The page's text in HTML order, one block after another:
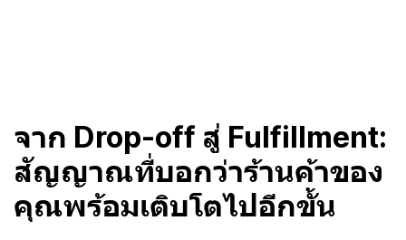
จาก Drop-off สู่ Fulfillment:
สัญญาณที่บอกว่าร้านค้าของ
คุณพร้อมเติบโตไปอีกขั้น